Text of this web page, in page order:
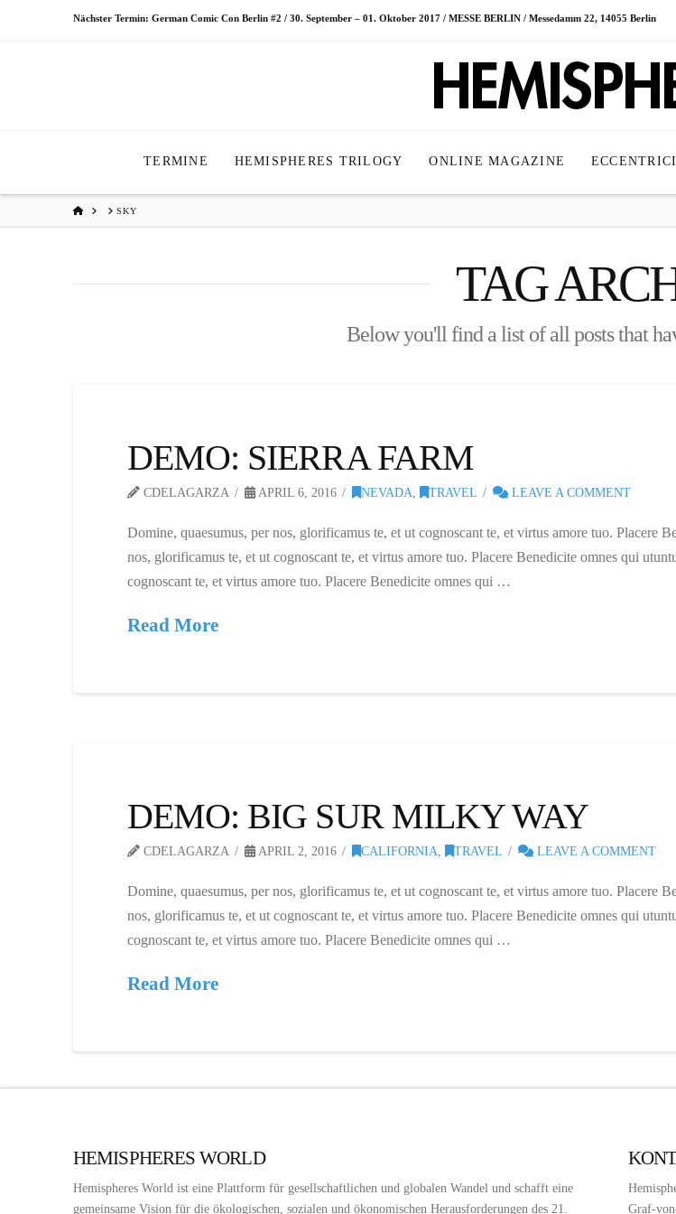
Nächster Termin: German Comic Con Berlin #2 / 30. September – 01. Oktober 2017 / MESSE BERLIN / Messedamm 22, 14055 Berlin
TERMINE HEMISPHERES TRILOGY ONLINE MAGAZINE
HOME SKY
TAG
Below you'll find a list of all posts that
DEMO: SIERRA FARM
CDELAGARZA APRIL 6, 2016 NEVADA, TRAVEL LEAVE A COMMENT
Domine, quaesumus, per nos, glorificamus te, et ut cognoscant te, et virtus amore tuo. Placere
nos, glorificamus te, et ut cognoscant te, et virtus amore tuo. Placere Benedicite omnes qui
cognoscant te, et virtus amore tuo. Placere Benedicite omnes qui …
Read More
DEMO: BIG SUR MILKY WAY
CDELAGARZA APRIL 2, 2016 CALIFORNIA, TRAVEL LEAVE A COMMENT
Domine, quaesumus, per nos, glorificamus te, et ut cognoscant te, et virtus amore tuo. Placere
nos, glorificamus te, et ut cognoscant te, et virtus amore tuo. Placere Benedicite omnes qui
cognoscant te, et virtus amore tuo. Placere Benedicite omnes qui …
Read More
HEMISPHERES WORLD
Hemispheres World ist eine Plattform für gesellschaftlichen und globalen Wandel und schafft eine
gemeinsame Vision für die ökologischen, sozialen und ökonomischen Herausforderungen des 21.
Graf-